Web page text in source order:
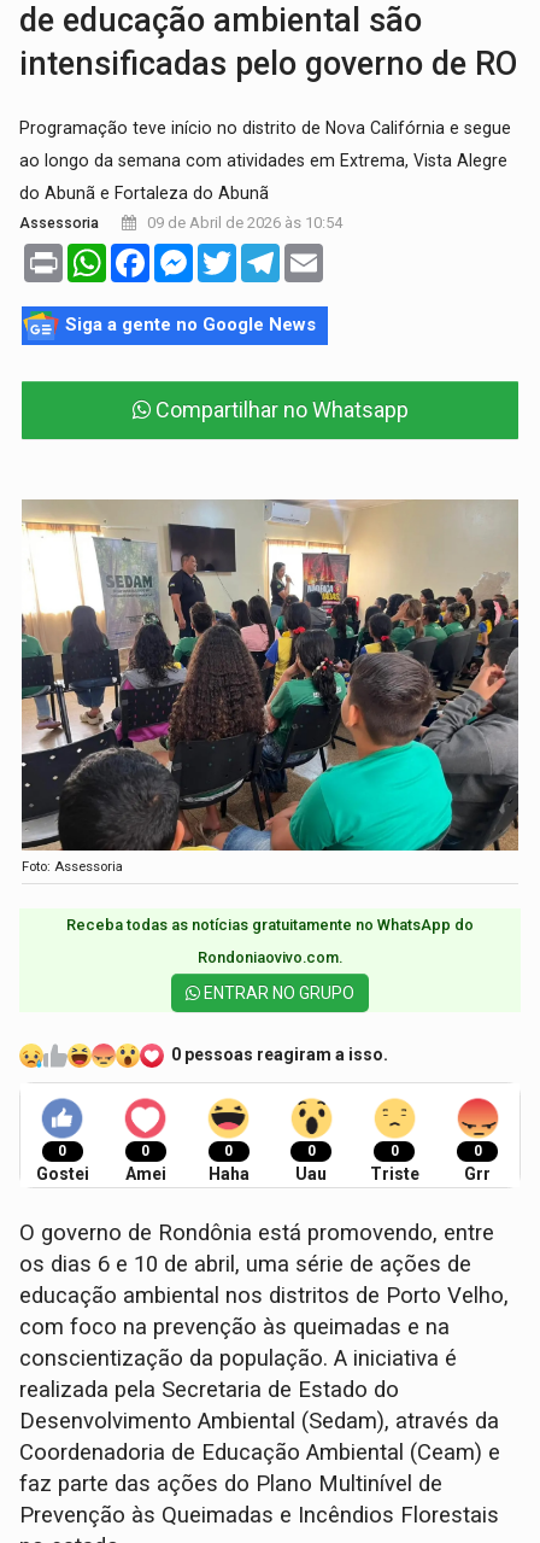
de educação ambiental são
intensificadas pelo governo de RO
Programação teve início no distrito de Nova Califórnia e segue
ao longo da semana com atividades em Extrema, Vista Alegre
do Abunã e Fortaleza do Abunã
Assessoria 09 de Abril de 2026 às 10:54
Print WhatsAppFacebookMessenger
TwitterTelegram
Siga a gente no Google News
Compartilhar no Whatsapp
Foto: Assessoria
Receba todas as notícias gratuitamente no WhatsApp do
Rondoniaovivo.com.​
ENTRAR NO GRUPO
0 pessoas reagiram a isso.
0
Gostei
0
Amei
0
Haha
0
Uau
0
Triste
0
Grr
O governo de Rondônia está promovendo, entre
os dias 6 e 10 de abril, uma série de ações de
educação ambiental nos distritos de Porto Velho,
com foco na prevenção às queimadas e na
conscientização da população. A iniciativa é
realizada pela Secretaria de Estado do
Desenvolvimento Ambiental (Sedam), através da
Coordenadoria de Educação Ambiental (Ceam) e
faz parte das ações do Plano Multinível de
Prevenção às Queimadas e Incêndios Florestais